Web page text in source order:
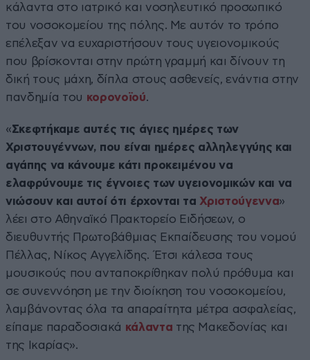
κάλαντα στο ιατρικό και νοσηλευτικό προσωπικό
του νοσοκομείου της πόλης. Με αυτόν το τρόπο
επέλεξαν να ευχαριστήσουν τους υγειονομικούς
που βρίσκονται στην πρώτη γραμμή και δίνουν τη
δική τους μάχη, δίπλα στους ασθενείς, ενάντια στην
πανδημία του κορονοϊού.
«Σκεφτήκαμε αυτές τις άγιες ημέρες των
Χριστουγέννων, που είναι ημέρες αλληλεγγύης και
αγάπης να κάνουμε κάτι προκειμένου να
ελαφρύνουμε τις έγνοιες των υγειονομικών και να
νιώσουν και αυτοί ότι έρχονται τα Χριστούγεννα»
λέει στο Αθηναϊκό Πρακτορείο Ειδήσεων, ο
διευθυντής Πρωτοβάθμιας Εκπαίδευσης του νομού
Πέλλας, Νίκος Αγγελίδης. Έτσι κάλεσα τους
μουσικούς που ανταποκρίθηκαν πολύ πρόθυμα και
σε συνεννόηση με την διοίκηση του νοσοκομείου,
λαμβάνοντας όλα τα απαραίτητα μέτρα ασφαλείας,
είπαμε παραδοσιακά κάλαντα της Μακεδονίας και
της Ικαρίας».